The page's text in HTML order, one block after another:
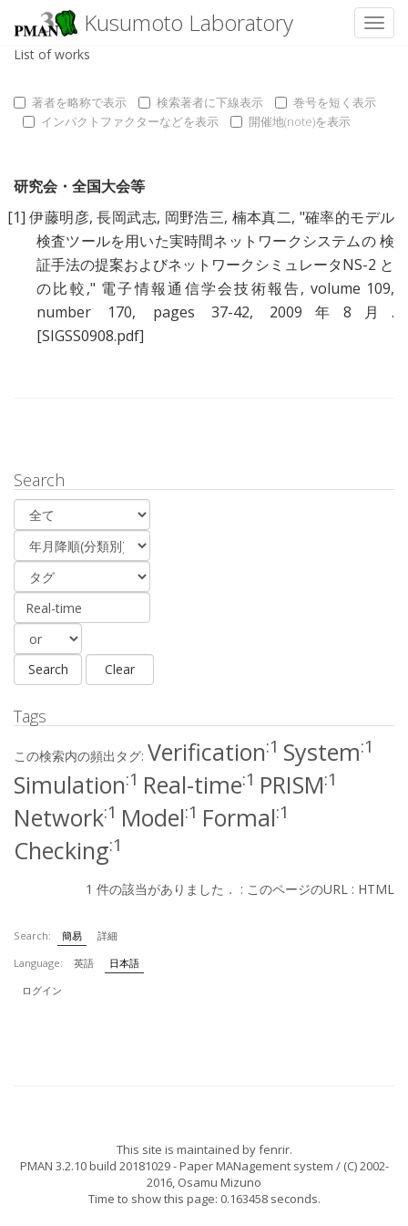
Kusumoto Laboratory
List of works
著者を略称で表示 検索著者に下線表示
巻号を短く表示
インパクトファクターなどを表示
開催地(note)を表示
研究会・全国大会等
[1] 伊藤明彦,長岡武志, 岡野浩三, 楠本真二, "確率的モデル
検査ツールを用いた実時間ネットワークシステムの 検
証手法の提案およびネットワークシミュレータNS-2 と
の比較," 電子情報通信学会技術報告, volume 109,
number 170, pages 37-42, 2009年8月.
[SIGSS0908.pdf]
Search
Tags
この検索内の頻出タグ: Verification:1 System:1
Simulation:1 Real-time:1 PRISM:1
Network:1 Model:1 Formal:1
Checking:1
1 件の該当がありました． : このページのURL : HTML
Search: 簡易
詳細
Language:
英語
日本語
ログイン
This site is maintained byfenrir.
PMAN 3.2.10 build 20181029- Paper MANagement system / (C) 2002-
2016, Osamu Mizuno
Time to show this page: 0.163458 seconds.